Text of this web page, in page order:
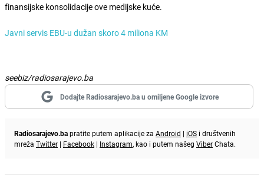
finansijske konsolidacije ove medijske kuće.
Javni servis EBU-u dužan skoro 4 miliona KM
seebiz/radiosarajevo.ba
Dodajte Radiosarajevo.ba u omiljene Google izvore
Radiosarajevo.bapratite putem aplikacije za Android | iOS i društvenih
mreža Twitter | Facebook | Instagram, kao i putem našeg ViberChata.